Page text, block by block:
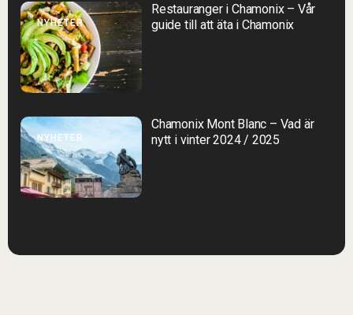
NYHETER
Restauranger i Chamonix – Vår
guide till att äta i Chamonix
NYHETER
Chamonix Mont Blanc – Vad är
nytt i vinter 2024 / 2025